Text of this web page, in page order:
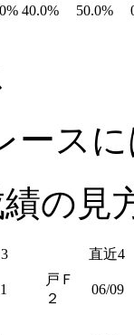
40.0% 50.0%
ース
の見
直近4
戸Ｆ
２
06/09